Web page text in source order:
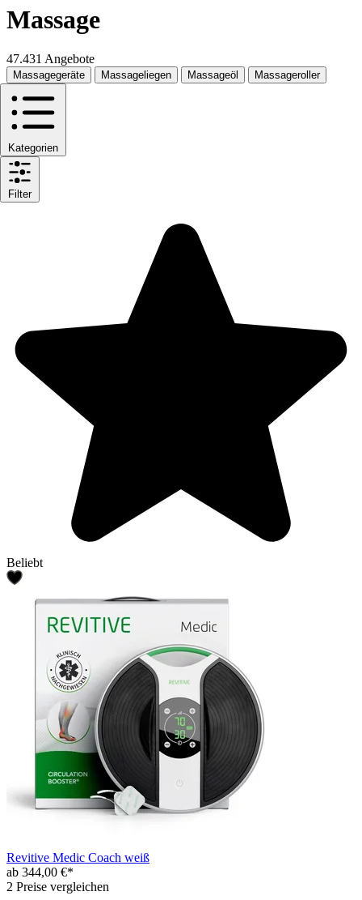
Massage
47.431 Angebote
Massagegeräte Massageliegen Massageöl Massageroller
Kategorien
Filter
Beliebt
Revitive Medic Coach weiß
ab 344,00 €*
2 Preise vergleichen